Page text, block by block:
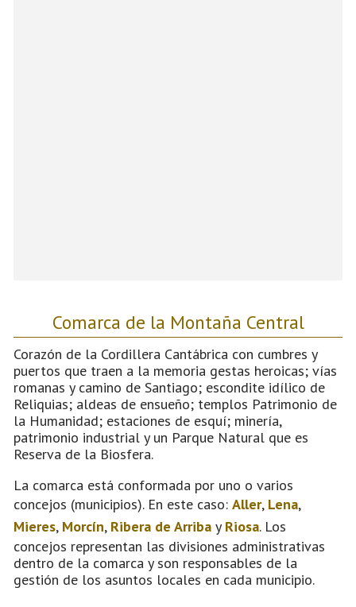
Comarca de la Montaña Central
Corazón de la Cordillera Cantábrica con cumbres y
puertos que traen a la memoria gestas heroicas; vías
romanas y camino de Santiago; escondite idílico de
Reliquias; aldeas de ensueño; templos Patrimonio de
la Humanidad; estaciones de esquí; minería,
patrimonio industrial y un Parque Natural que es
Reserva de la Biosfera.
La comarca está conformada por uno o varios
concejos (municipios). En este caso: Aller, Lena,
Mieres, Morcín, Ribera de Arriba y Riosa. Los
concejos representan las divisiones administrativas
dentro de la comarca y son responsables de la
gestión de los asuntos locales en cada municipio.